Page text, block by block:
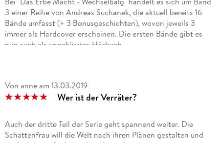
3 einer Reihe von Andreas Suchanek, die aktuell bereits 16
Bände umfasst (+ 3 Bonusgeschichten), wovon jeweils 3
immer als Hardcover erscheinen. Die ersten Bände gibt es
nun auch als ungekürztes Hörbuch.
beginnt. Außerhalb des Castillos versuchen Alex und Jen sich
aus ihrer Lage zu befreien. Sie sind an einem ihnen
ihrem Team oder dem Castillo.
Von anne am 13.03.2019
Wer ist der Verräter?
Auch der dritte Teil der Serie geht spannend weiter. Die
Schattenfrau will die Welt nach ihren Plänen gestalten und